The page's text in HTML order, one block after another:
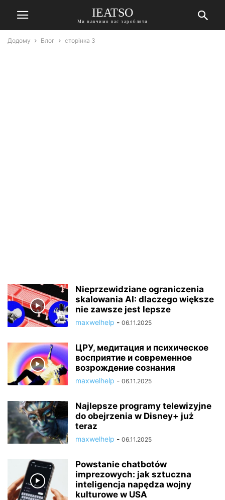
IEATSO
Ми навчимо вас заробляти
Додому Блог сторінка 3
Nieprzewidziane ograniczenia
skalowania AI: dlaczego większe
nie zawsze jest lepsze
maxwelhelp - 06.11.2025
ЦРУ, медитация и психическое
восприятие и современное
возрождение сознания
maxwelhelp - 06.11.2025
Najlepsze programy telewizyjne
do obejrzenia w Disney+ już
teraz
maxwelhelp - 06.11.2025
Powstanie chatbotów
imprezowych: jak sztuczna
inteligencja napędza wojny
kulturowe w USA